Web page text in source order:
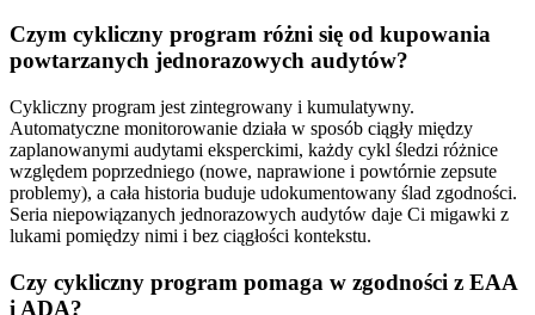
Czym cykliczny program różni się od kupowania
powtarzanych jednorazowych audytów?
Cykliczny program jest zintegrowany i kumulatywny.
Automatyczne monitorowanie działa w sposób ciągły między
zaplanowanymi audytami eksperckimi, każdy cykl śledzi różnice
względem poprzedniego (nowe, naprawione i powtórnie zepsute
problemy), a cała historia buduje udokumentowany ślad zgodności.
Seria niepowiązanych jednorazowych audytów daje Ci migawki z
lukami pomiędzy nimi i bez ciągłości kontekstu.
Czy cykliczny program pomaga w zgodności z EAA
i ADA?